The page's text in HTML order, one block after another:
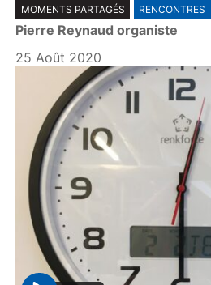
l
a
y
MOMENTS PARTAGÉS RENCONTRES
Pierre Reynaud organiste
25 Août 2020